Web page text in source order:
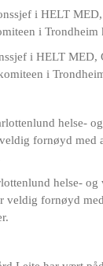
i HELT
i
helse-
fornøyd